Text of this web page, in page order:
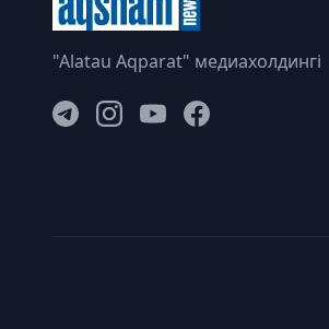
"Alatau Aqparat" медиахолдингі